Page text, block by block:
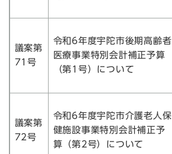
議案第
71号
令和6年度宇陀市後期高齢者
医療事業特別会計補正予算
（第1号）について
議案第
72号
令和6年度宇陀市介護老人保
健施設事業特別会計補正予
算（第2号）について